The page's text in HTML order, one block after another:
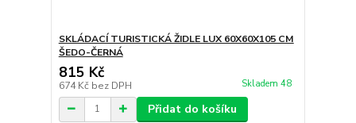
SKLÁDACÍ TURISTICKÁ ŽIDLE LUX 60X60X105 CM
ŠEDO-ČERNÁ
815 Kč
674 Kč bez DPH Skladem 48
Přidat do košíku